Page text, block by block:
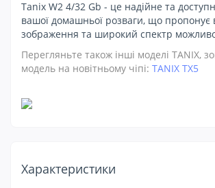
Tanix W2 4/32 Gb - це надійне та
вашої домашньої розваги, що пропонує
зображення та широкий спектр
Перегляньте також інші моделі TANIX,
модель на новітньому чіпі: TANIX TX5
Характеристики